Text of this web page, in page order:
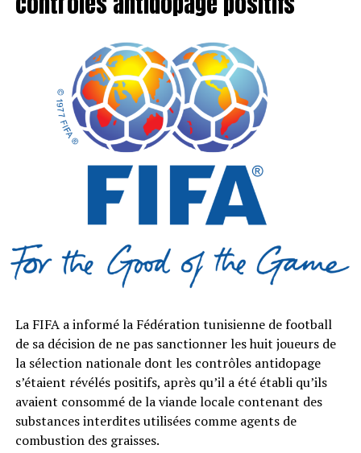
La FIFA a informé la Fédération tunisienne de football
de sa décision de ne pas sanctionner les huit joueurs de
la sélection nationale dont les contrôles antidopage
s’étaient révélés positifs, après qu’il a été établi qu’ils
avaient consommé de la viande locale contenant des
substances interdites utilisées comme agents de
combustion des graisses.